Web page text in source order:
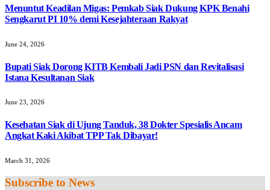
Menuntut Keadilan Migas: Pemkab Siak Dukung KPK Benahi
Sengkarut PI 10% demi Kesejahteraan Rakyat
June 24, 2026
Bupati Siak Dorong KITB Kembali Jadi PSN dan Revitalisasi
Istana Kesultanan Siak
June 23, 2026
Kesehatan Siak di Ujung Tanduk, 38 Dokter Spesialis Ancam
Angkat Kaki Akibat TPP Tak Dibayar!
March 31, 2026
Subscribe to News